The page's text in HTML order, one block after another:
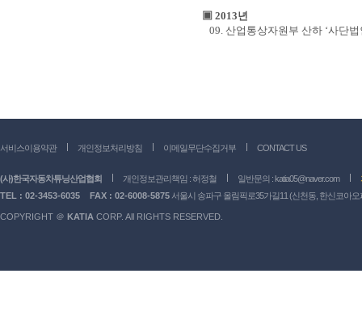
▣ 2013년
09. 산업통상자원부 산하 ‘사단법
서비스이용약관 개인정보처리방침 이메일무단수집거부 CONTACT US
(사)한국자동차튜닝산업협회 개인정보관리책임 : 허정철 일반문의 :katia05@naver.com
TEL : 02-3453-6035
FAX : 02-6008-5875 서울시 송파구 올림픽로35가길11 (신천동, 한신코아오
COPYRIGHT ＠ KATIA CORP. All RIGHTS RESERVED.